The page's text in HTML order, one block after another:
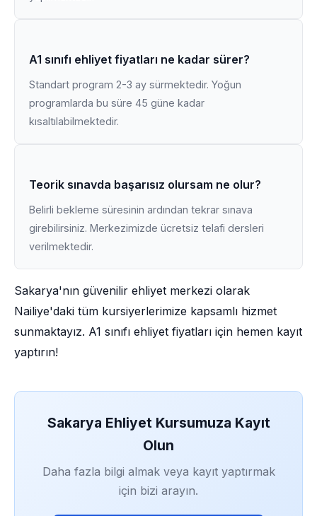
A1 sınıfı ehliyet fiyatları ne kadar sürer?
Standart program 2-3 ay sürmektedir. Yoğun
programlarda bu süre 45 güne kadar
kısaltılabilmektedir.
Teorik sınavda başarısız olursam ne olur?
Belirli bekleme süresinin ardından tekrar sınava
girebilirsiniz. Merkezimizde ücretsiz telafi dersleri
verilmektedir.
Sakarya'nın güvenilir ehliyet merkezi olarak
Nailiye'daki tüm kursiyerlerimize kapsamlı hizmet
sunmaktayız. A1 sınıfı ehliyet fiyatları için hemen kayıt
yaptırın!
Sakarya Ehliyet Kursumuza Kayıt
Olun
Daha fazla bilgi almak veya kayıt yaptırmak
için bizi arayın.